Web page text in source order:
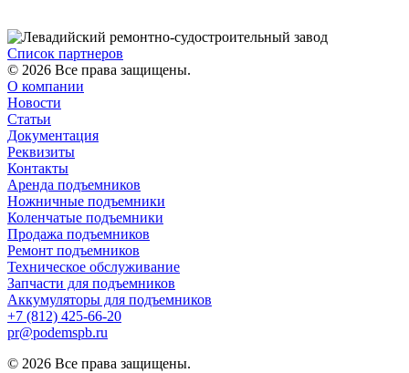
Список партнеров
© 2026 Все права защищены.
О компании
Новости
Статьи
Документация
Реквизиты
Контакты
Аренда подъемников
Ножничные подъемники
Коленчатые подъемники
Продажа подъемников
Ремонт подъемников
Техническое обслуживание
Запчасти для подъемников
Аккумуляторы для подъемников
+7 (812) 425-66-20
pr@podemspb.ru
© 2026 Все права защищены.